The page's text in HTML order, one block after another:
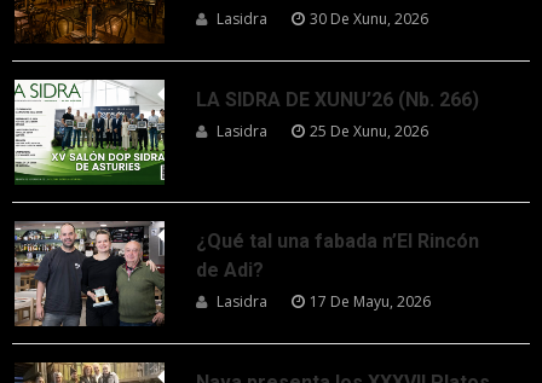
Lasidra 30 De Xunu, 2026
LA SIDRA DE XUNU’26 (Nb. 266)
Lasidra 25 De Xunu, 2026
¿Qué tal una fabada n’El Rincón
de Adi?
Lasidra 17 De Mayu, 2026